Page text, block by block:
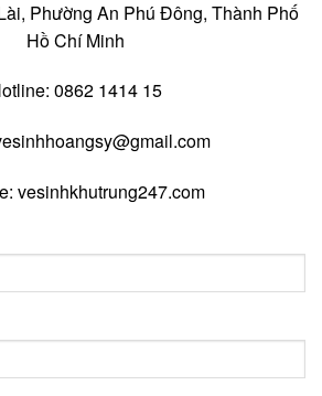
Phường An Phú Đông, Thành Phố
Hồ Chí Minh
0862 1414 15
vesinhkhutrung247.com